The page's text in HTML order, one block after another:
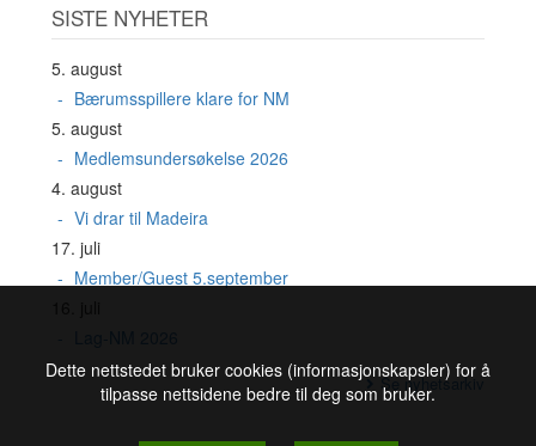
SISTE NYHETER
5. august
Bærumsspillere klare for NM
5. august
Medlemsundersøkelse 2026
4. august
Vi drar til Madeira
17. juli
Member/Guest 5.september
Se nyhetsarkiv
Dette nettstedet bruker cookies (informasjonskapsler) for å
tilpasse nettsidene bedre til deg som bruker.